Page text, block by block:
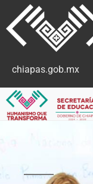
chiapas.gob.mx